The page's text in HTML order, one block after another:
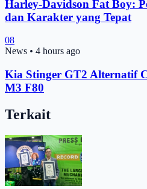
Harley-Davidson Fat Boy:
dan Karakter yang Tepat
08
News • 4 hours ago
Kia Stinger GT2 Alternatif
M3 F80
Terkait